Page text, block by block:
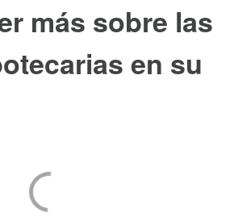
más sobre las
en su